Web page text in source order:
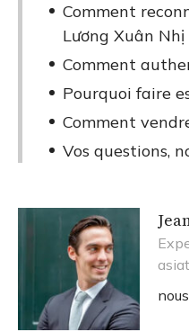
Comment
Lương Xuân Nhị
Comment
Pourquoi faire
Comment
Vos questions,